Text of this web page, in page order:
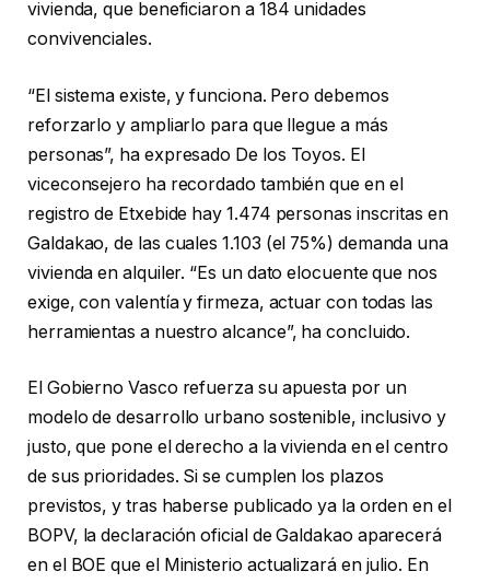
vivienda, que beneficiaron a 184 unidades
convivenciales.
“El sistema existe, y funciona. Pero debemos
reforzarlo y ampliarlo para que llegue a más
personas”, ha expresado De los Toyos. El
viceconsejero ha recordado también que en el
registro de Etxebide hay 1.474 personas inscritas en
Galdakao, de las cuales 1.103 (el 75%) demanda una
vivienda en alquiler. “Es un dato elocuente que nos
exige, con valentía y firmeza, actuar con todas las
herramientas a nuestro alcance”, ha concluido.
El Gobierno Vasco refuerza su apuesta por un
modelo de desarrollo urbano sostenible, inclusivo y
justo, que pone el derecho a la vivienda en el centro
de sus prioridades. Si se cumplen los plazos
previstos, y tras haberse publicado ya la orden en el
BOPV, la declaración oficial de Galdakao aparecerá
en el BOE que el Ministerio actualizará en julio. En